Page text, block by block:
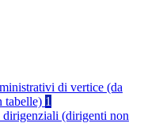
di vertice (da
tabelle) 1
(dirigenti non